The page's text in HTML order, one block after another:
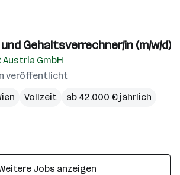
Gehaltsverrechner/in (m/w/d)
Austria GmbH
veröffentlicht
Vollzeit ab 42.000 € jährlich
Jobs anzeigen